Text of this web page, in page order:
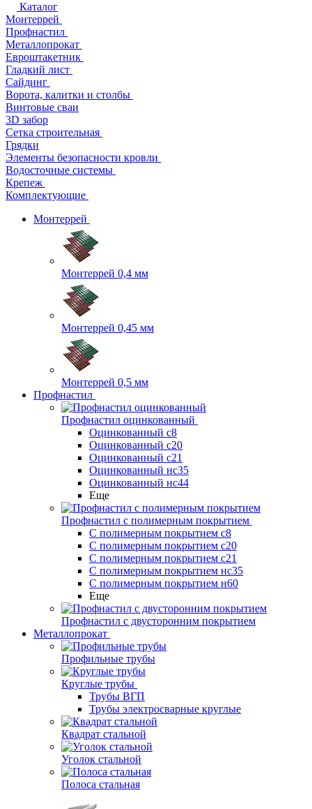
Каталог
Монтеррей
Профнастил
Металлопрокат
Евроштакетник
Гладкий лист
Сайдинг
Ворота, калитки и столбы
Винтовые сваи
3D забор
Сетка строительная
Грядки
Элементы безопасности кровли
Водосточные системы
Крепеж
Комплектующие
Монтеррей
Монтеррей 0,4 мм
Монтеррей 0,45 мм
Монтеррей 0,5 мм
Профнастил
Профнастил оцинкованный
Оцинкованный с8
Оцинкованный с20
Оцинкованный с21
Оцинкованный нс35
Оцинкованный нс44
Еще
Профнастил с полимерным покрытием
С полимерным покрытием с8
С полимерным покрытием с20
С полимерным покрытием с21
С полимерным покрытием нс35
С полимерным покрытием н60
Еще
Профнастил с двусторонним покрытием
Металлопрокат
Профильные трубы
Круглые трубы
Трубы ВГП
Трубы электросварные круглые
Квадрат стальной
Уголок стальной
Полоса стальная